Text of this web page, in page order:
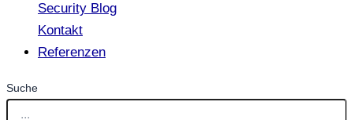
Security Blog
Kontakt
Referenzen
Suche